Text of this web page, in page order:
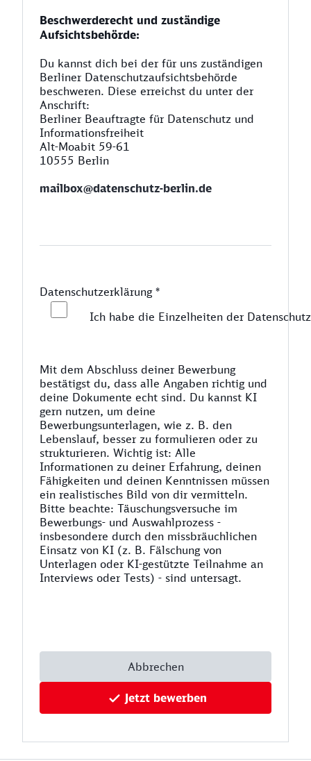
Beschwerderecht und zuständige
Aufsichtsbehörde:
Du kannst dich bei der für uns zuständigen
Berliner Datenschutzaufsichtsbehörde
beschweren. Diese erreichst du unter der
Anschrift:
Berliner Beauftragte für Datenschutz und
Informationsfreiheit
Alt-Moabit 59-61
10555 Berlin
mailbox@datenschutz-berlin.de
Datenschutzerklärung*
Ich habe die Einzelheiten der
Mit dem Abschluss deiner Bewerbung
bestätigst du, dass alle Angaben richtig und
deine Dokumente echt sind. Du kannst KI
gern nutzen, um deine
Bewerbungsunterlagen, wie z. B. den
Lebenslauf, besser zu formulieren oder zu
strukturieren. Wichtig ist: Alle
Informationen zu deiner Erfahrung, deinen
Fähigkeiten und deinen Kenntnissen müssen
ein realistisches Bild von dir vermitteln.
Bitte beachte: Täuschungsversuche im
Bewerbungs- und Auswahlprozess -
insbesondere durch den missbräuchlichen
Einsatz von KI (z. B. Fälschung von
Unterlagen oder KI-gestützte Teilnahme an
Interviews oder Tests) - sind untersagt.
Abbrechen
Jetzt bewerben